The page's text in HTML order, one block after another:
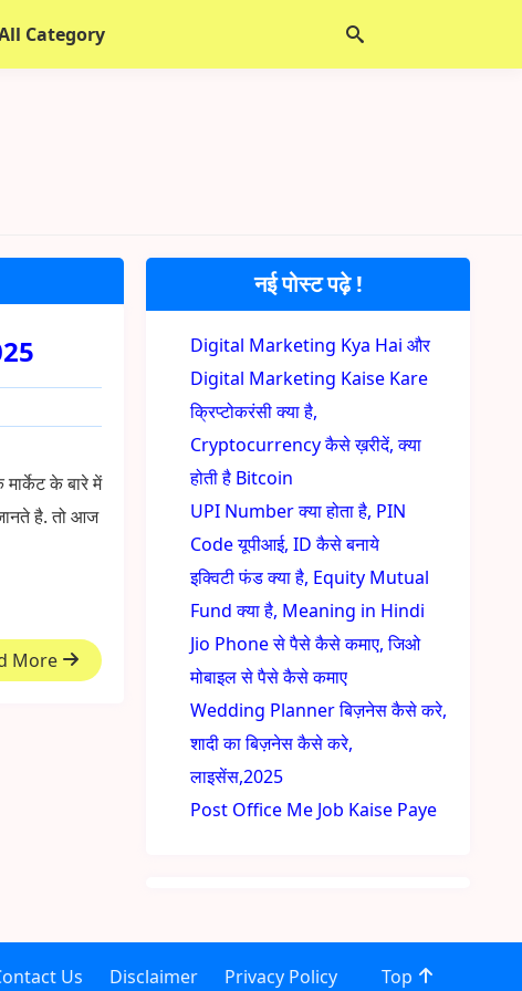
Category
के बारे में
है. तो आज
More
नई पोस्ट पढ़े !
Digital Marketing Kya Hai और
Digital Marketing Kaise Kare
क्रिप्टोकरंसी क्या है,
Cryptocurrency कैसे ख़रीदें, क्या
होती है Bitcoin
UPI Number क्या होता है, PIN
Code यूपीआई, ID कैसे बनाये
इक्विटी फंड क्या है, Equity Mutual
Fund क्या है, Meaning in Hindi
Jio Phone से पैसे कैसे कमाए, जिओ
मोबाइल से पैसे कैसे कमाए
Wedding Planner बिज़नेस कैसे करे,
शादी का बिज़नेस कैसे करे,
लाइसेंस,2025
Post Office Me Job Kaise Paye
Us Disclaimer Privacy Policy Top